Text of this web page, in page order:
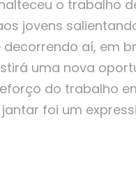
o trabalho
jovens
aí, em
uma nova
do trabalho
foi um